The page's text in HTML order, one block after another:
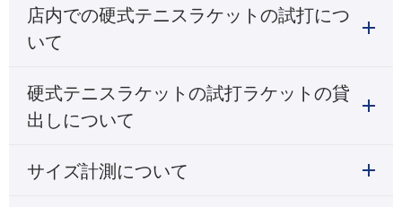
店内での硬式テニスラケットの試打につ
いて
硬式テニスラケットの試打ラケットの貸
出しについて
サイズ計測について